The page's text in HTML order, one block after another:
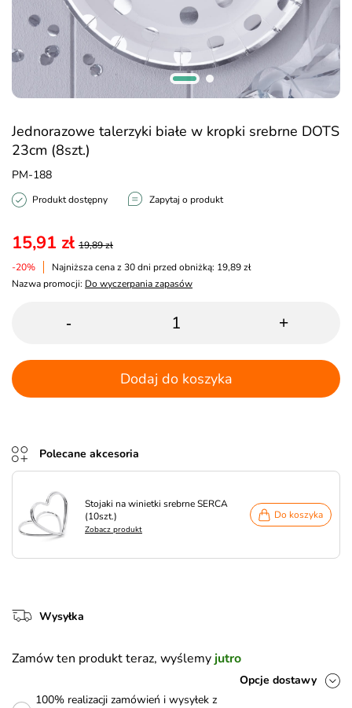
Jednorazowe talerzyki białe w kropki srebrne DOTS
23cm (8szt.)
PM-188
Produkt dostępny Zapytaj o produkt
15,91 zł 19,89 zł
-20%
Najniższa cena z 30 dni przed obniżką: 19,89 zł
Nazwa promocji: Do wyczerpania zapasów
- +
Dodaj do koszyka
Polecane akcesoria
Stojaki na winietki srebrne SERCA
(10szt.)
Zobacz produkt
Do koszyka
Wysyłka
Zamów ten produkt teraz, wyślemy jutro
Opcje dostawy
100% realizacji zamówień i wysyłek z